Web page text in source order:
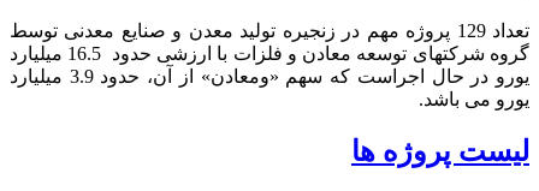
تعداد 129 پروژه مهم در زنجیره تولید معدن و صنایع معدنی توسط
گروه شرکتهای توسعه معادن و فلزات با ارزشی حدود 16.5 میلیارد
یورو در حال اجراست که سهم «ومعادن» از آن، حدود 3.9 میلیارد
یورو می باشد.​
لیست پروژه ها